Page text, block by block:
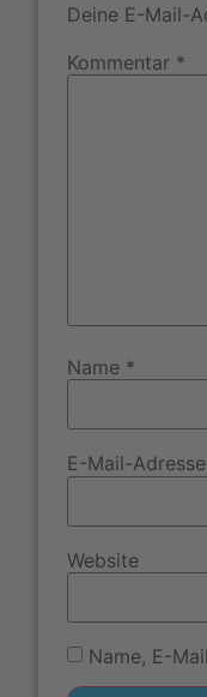
Deine E-Mail-
Kommentar *
Name *
E-Mail-Adresse
Website
Name, E-